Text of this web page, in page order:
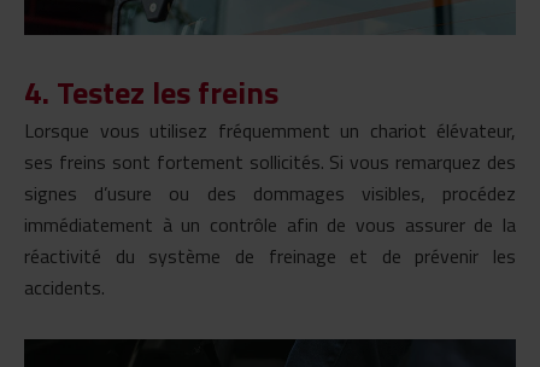
4. Testez les freins
Lorsque vous utilisez fréquemment un chariot élévateur,
ses freins sont fortement sollicités. Si vous remarquez des
signes d’usure ou des dommages visibles, procédez
immédiatement à un contrôle afin de vous assurer de la
réactivité du système de freinage et de prévenir les
accidents.